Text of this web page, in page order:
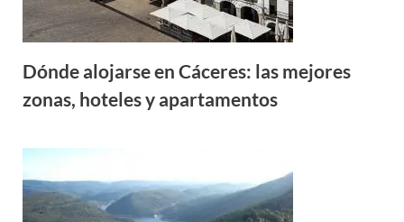
Dónde alojarse en Cáceres: las mejores
zonas, hoteles y apartamentos